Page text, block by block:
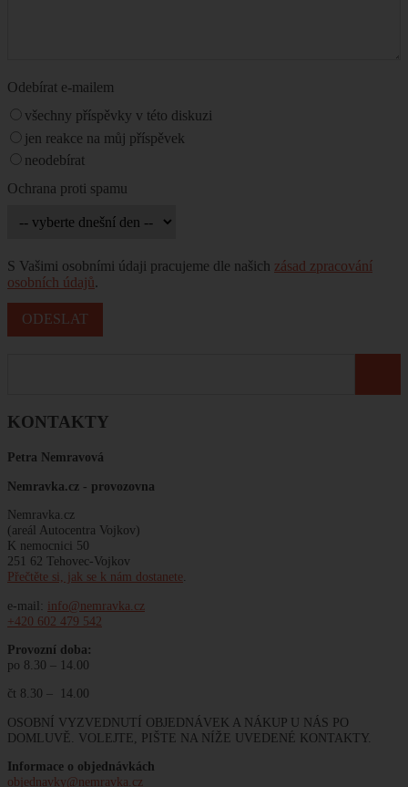
KONTAKTY
Petra Nemravová
Nemravka.cz - provozovna
Nemravka.cz
(areál Autocentra Vojkov)
K nemocnici 50
251 62 Tehovec-Vojkov
Přečtěte si, jak se k nám dostanete.
e-mail: info@nemravka.cz
+420 602 479 542
Provozní doba:
po 8.30 – 14.00
čt 8.30 – 14.00
OSOBNÍ VYZVEDNUTÍ OBJEDNÁVEK A NÁKUP U NÁS PO
DOMLUVĚ. VOLEJTE, PIŠTE NA NÍŽE UVEDENÉ KONTAKTY.
Informace o objednávkách
objednavky@nemravka.cz
Odebírat e-mailem
všechny příspěvky v této diskuzi
jen reakce na můj příspěvek
neodebírat
Ochrana proti spamu
S Vašimi osobními údaji pracujeme dle našich zásad zpracování
osobních údajů.